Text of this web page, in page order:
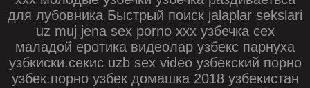
для лубовника Быстрый поиск jalaplar sekslari
uz muj jena sex porno ххх узбечка сех
маладой еротика видеолар узбекс парнуха
узбкиски.секис uzb sex video узбекский порно
узбек.порно узбек домашка 2018 узбекистан